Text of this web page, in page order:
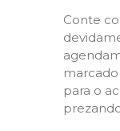
Conte
para o